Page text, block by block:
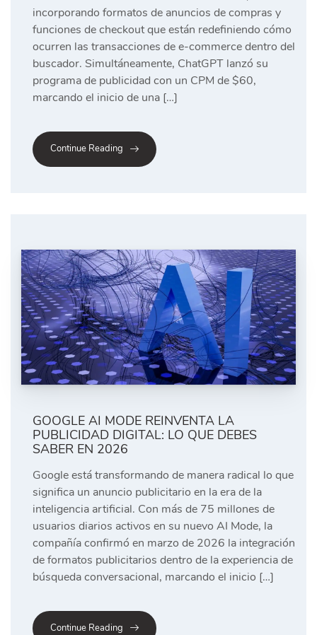
incorporando formatos de anuncios de compras y
funciones de checkout que están redefiniendo cómo
ocurren las transacciones de e-commerce dentro del
buscador. Simultáneamente, ChatGPT lanzó su
programa de publicidad con un CPM de $60,
marcando el inicio de una […]
Continue Reading
GOOGLE AI MODE REINVENTA LA
PUBLICIDAD DIGITAL: LO QUE DEBES
SABER EN 2026
Google está transformando de manera radical lo que
significa un anuncio publicitario en la era de la
inteligencia artificial. Con más de 75 millones de
usuarios diarios activos en su nuevo AI Mode, la
compañía confirmó en marzo de 2026 la integración
de formatos publicitarios dentro de la experiencia de
búsqueda conversacional, marcando el inicio […]
Continue Reading